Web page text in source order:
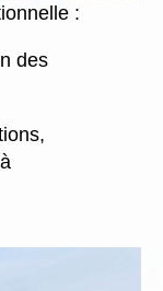
:
des